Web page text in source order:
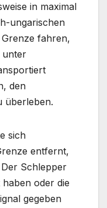
in maximal
ungarischen
fahren,
unter
den
überleben.
sich
entfernt,
Schlepper
oder die
gegeben